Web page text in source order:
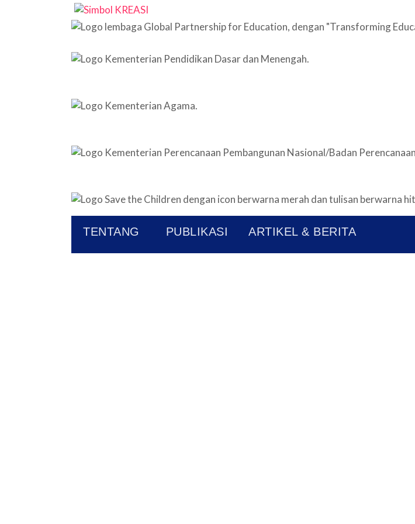
TENTANG PUBLIKASI ARTIKEL & BERITA